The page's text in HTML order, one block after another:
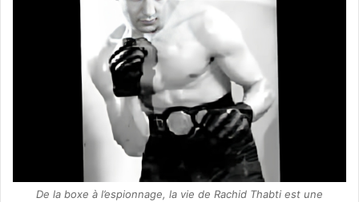
De la boxe à l’espionnage, la vie de Rachid Thabti est une